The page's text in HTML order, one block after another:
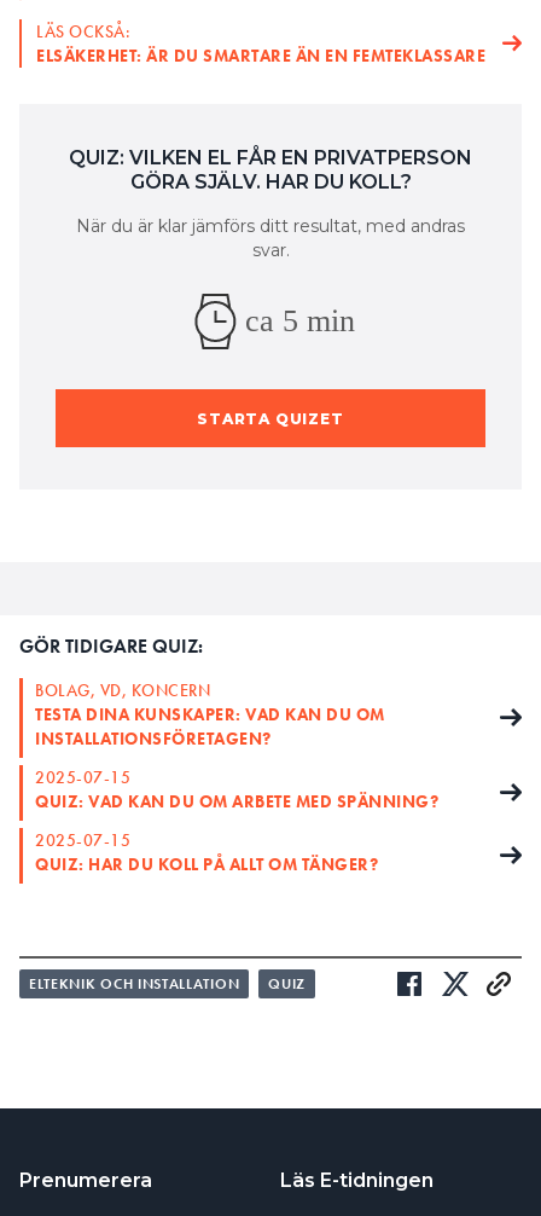
LÄS OCKSÅ:
ELSÄKERHET: ÄR DU SMARTARE ÄN EN FEMTEKLASSARE
QUIZ: VILKEN EL FÅR EN PRIVATPERSON
GÖRA SJÄLV. HAR DU KOLL?
När du är klar jämförs ditt resultat, med andras
svar.
ca 5 min
STARTA QUIZET
GÖR TIDIGARE QUIZ:
BOLAG, VD, KONCERN
TESTA DINA KUNSKAPER: VAD KAN DU OM
INSTALLATIONSFÖRETAGEN?
2025-07-15
QUIZ: VAD KAN DU OM ARBETE MED SPÄNNING?
2025-07-15
QUIZ: HAR DU KOLL PÅ ALLT OM TÄNGER?
ELTEKNIK OCH INSTALLATION QUIZ
Prenumerera Läs E-tidningen